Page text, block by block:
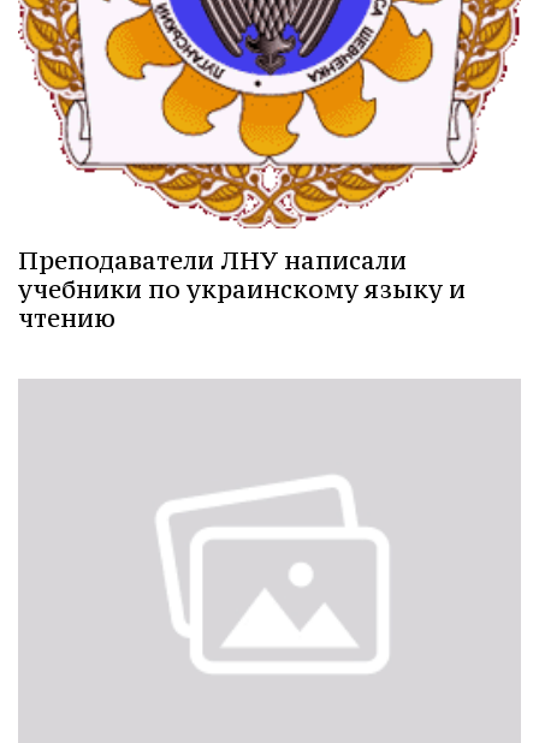
Преподаватели ЛНУ написали
учебники по украинскому языку и
чтению